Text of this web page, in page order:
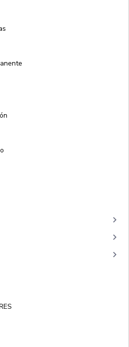
keyboard_arrow_right
keyboard_arrow_right
keyboard_arrow_right